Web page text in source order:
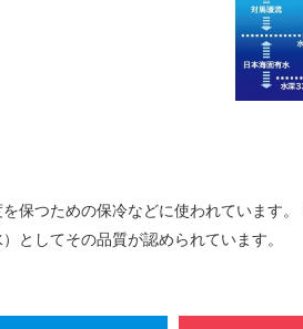
保つための保冷などに使われています
としてその品質が認められています。